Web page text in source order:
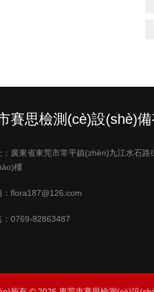
賽思檢測(cè)設(shè)
：廣東省東莞市常平鎮(zhèn)九江水石路
樓
：flora187@126.com
：0769-82863487